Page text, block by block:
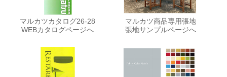
マルカツカタログ26-28
WEBカタログページへ
マルカツ商品専用張地
張地サンプルページへ